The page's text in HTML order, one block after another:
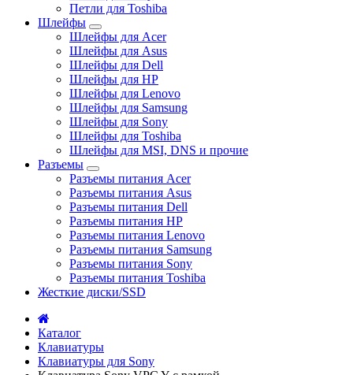
Петли для Toshiba
Шлейфы
Шлейфы для Acer
Шлейфы для Asus
Шлейфы для Dell
Шлейфы для HP
Шлейфы для Lenovo
Шлейфы для Samsung
Шлейфы для Sony
Шлейфы для Toshiba
Шлейфы для MSI, DNS и прочие
Разъемы
Разъемы питания Acer
Разъемы питания Asus
Разъемы питания Dell
Разъемы питания HP
Разъемы питания Lenovo
Разъемы питания Samsung
Разъемы питания Sony
Разъемы питания Toshiba
Жесткие диски/SSD
Каталог
Клавиатуры
Клавиатуры для Sony